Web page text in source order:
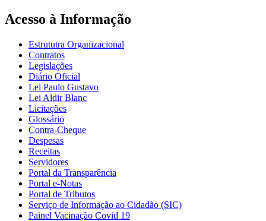
Acesso à Informação
Estrututra Organizacional
Contratos
Legislações
Diário Oficial
Lei Paulo Gustavo
Lei Aldir Blanc
Licitações
Glossário
Contra-Cheque
Despesas
Receitas
Servidores
Portal da Transparência
Portal e-Notas
Portal de Tributos
Serviço de Informação ao Cidadão (SIC)
Painel Vacinação Covid 19